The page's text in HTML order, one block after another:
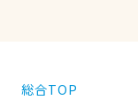
総合TOP